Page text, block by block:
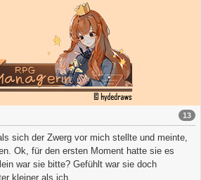
13
sich der Zwerg vor mich stellte und meinte,
Ok, für den ersten Moment hatte sie es
war sie bitte? Gefühlt war sie doch
kleiner als ich.